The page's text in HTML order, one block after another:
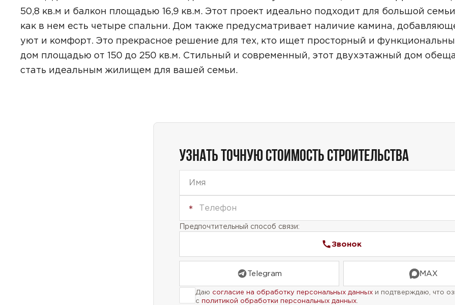
50,8 кв.м и балкон площадью 16,9 кв.м. Этот проект идеально подходит для большой
как в нем есть четыре спальни. Дом также предусматривает наличие камина,
уют и комфорт. Это прекрасное решение для тех, кто ищет просторный и
дом площадью от 150 до 250 кв.м. Стильный и современный, этот двухэтажный дом
стать идеальным жилищем для вашей семьи.
УЗНАТЬ ТОЧНУЮ СТОИМОСТЬ СТРОИТЕЛЬСТВА
Предпочтительный способ связи:
Звонок
Telegram MAX
Даю согласие на обработку персональных данных и подтверждаю, что
с политикой обработки персональных данных
Предпочтительный способ связи:
Звонок